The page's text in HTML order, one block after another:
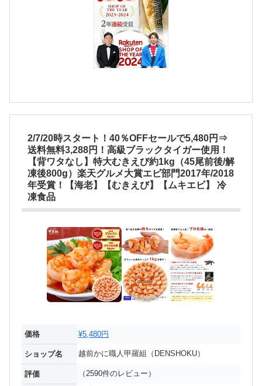
2/7/20時スタート！40％OFFセールで5,480円⇒
送料無料3,288円！高級ブラックタイガー使用！
【背ワタなし】特大むきえび約1kg（45尾前後/解
凍後800g）楽天グルメ大賞エビ部門2017年/2018
年受賞！【海老】【むきえび】【ムキエビ】 冷
凍食品
価格 ¥5,480円
ショップ名 越前かに職人甲羅組（DENSHOKU）
評価 （2590件のレビュー）